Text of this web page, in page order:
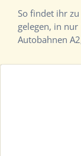
So findet ihr
gelegen, in
Autobahnen